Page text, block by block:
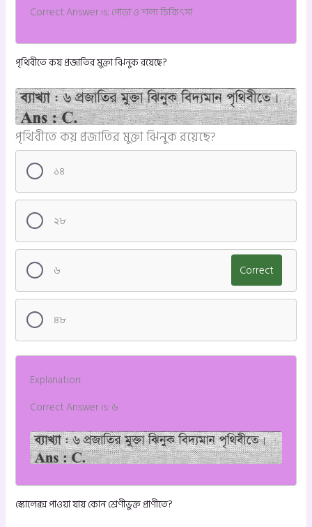
Correct Answer is: পোড়া ও শল্য চিকিৎসা
পৃথিবীতে কয় প্রজাতির মুক্তা ঝিনুক রয়েছে?
পৃথিবীতে কয় প্রজাতির মুক্তা ঝিনুক রয়েছে?
১৪
২৮
৬ Correct
৪৮
Explanation:
Correct Answer is: ৬
স্কোলেক্স পাওয়া যায় কোন শ্রেণীভুক্ত প্রাণীতে?